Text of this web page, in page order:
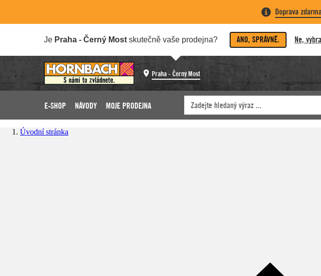
Doprava
Je Praha - Černý Most skutečně vaše prodejna? ANO, SPRÁVNĚ. Ne,
Praha - Černý Most
E-SHOP NÁVODY MOJE PRODEJNA
Úvodní stránka